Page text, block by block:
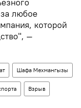
любое
которой
—
Шафа Мехмангызы
Взрыв